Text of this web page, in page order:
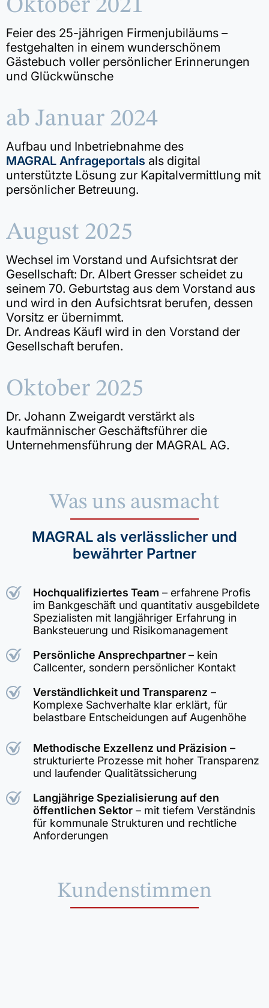
Oktober 2021
Feier des 25-jährigen Firmenjubiläums –
festgehalten in einem wunderschönem
Gästebuch voller persönlicher Erinnerungen
und Glückwünsche
ab Januar 2024
Aufbau und Inbetriebnahme des
MAGRAL Anfrageportals als digital
unterstützte Lösung zur Kapitalvermittlung mit
persönlicher Betreuung.
August 2025
Wechsel im Vorstand und Aufsichtsrat der
Gesellschaft: Dr. Albert Gresser scheidet zu
seinem 70. Geburtstag aus dem Vorstand aus
und wird in den Aufsichtsrat berufen, dessen
Vorsitz er übernimmt.
Dr. Andreas Käufl wird in den Vorstand der
Gesellschaft berufen.
Oktober 2025
Dr. Johann Zweigardt verstärkt als
kaufmännischer Geschäftsführer die
Unternehmensführung der MAGRAL AG.
Was uns ausmacht
MAGRAL als verlässlicher und
bewährter Partner
Hochqualifiziertes Team – erfahrene Profis
im Bankgeschäft und quantitativ ausgebildete
Spezialisten mit langjähriger Erfahrung in
Banksteuerung und Risikomanagement
Persönliche Ansprechpartner– kein
Callcenter, sondern persönlicher Kontakt
Verständlichkeit und Transparenz –
Komplexe Sachverhalte klar erklärt, für
belastbare Entscheidungen auf Augenhöhe
Methodische Exzellenz und Präzision –
strukturierte Prozesse mit hoher Transparenz
und laufender Qualitätssicherung
Langjährige Spezialisierung auf den
öffentlichen Sektor – mit tiefem Verständnis
für kommunale Strukturen und rechtliche
Anforderungen
Kundenstimmen